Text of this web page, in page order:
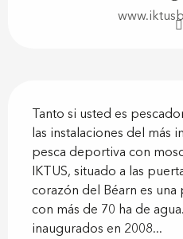
Tanto si usted es
las instalaciones del más
pesca deportiva con
IKTUS, situado a las
corazón del Béarn es
con más de 70 ha de
inaugurados en 2008...